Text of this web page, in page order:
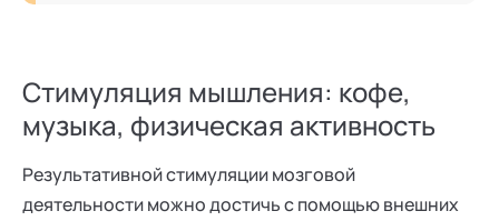
Стимуляция мышления: кофе,
музыка, физическая активность
Результативной стимуляции мозговой
деятельности можно достичь с помощью внешних